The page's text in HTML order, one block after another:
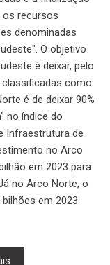
os recursos
denominadas
O objetivo
é deixar, pelo
classificadas como
é de deixar 90%
no índice do
Infraestrutura de
no Arco
em 2023 para
no Arco Norte, o
em 2023